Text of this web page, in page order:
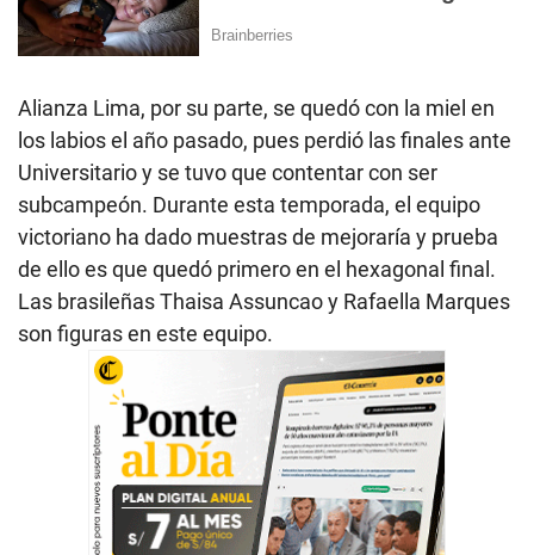
Alianza Lima, por su parte, se quedó con la miel en
los labios el año pasado, pues perdió las finales ante
Universitario y se tuvo que contentar con ser
subcampeón. Durante esta temporada, el equipo
victoriano ha dado muestras de mejoraría y prueba
de ello es que quedó primero en el hexagonal final.
Las brasileñas Thaisa Assuncao y Rafaella Marques
son figuras en este equipo.